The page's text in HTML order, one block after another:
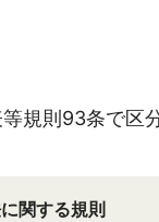
規則93条で区
関する規則